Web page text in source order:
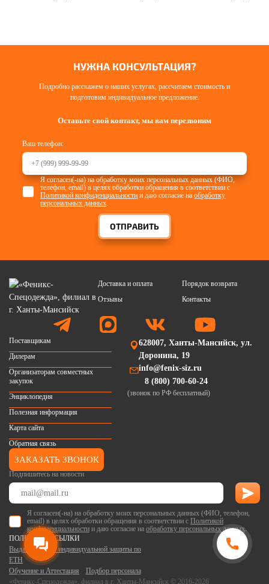
НУЖНА КОНСУЛЬТАЦИЯ?
Подробно расскажем о наших услугах, рассчитаем стоимость и
подготовим индивидуальное предложение.
Оставьте свой контакт, мы вам перезвоним
Ваш телефон:
ОТПРАВИТЬ
Я согласен(-на) на обработку моих персональных данных (ФИО,
телефон, email) в целях обработки обращения в соответствии с
Политикой конфиденциальности и даю согласие наобработку
персональных данных.
Доставка и оплата
Порядок возврата
Отзывы
Контакты
Подпишитесь на новости
Я согласен(-на) на обработку моих персональных данных (ФИО, телефон,
email) в целях обработки обращения в соответствии с Политикой
конфиденциальности и даю согласие на обработку персональных данных.
«Феникс-Спецодежда», филиал в г. Ханты-Мансийск © 2016-2026
Поставщикам
Дилерам
Организаторам совместных
закупок
Энциклопедия
Полезная информация
Карта сайта
Обратная связь
628007, Ханты-Мансийск, ул.
Доронина, 19
info@fenix-siz.ru
8 (800) 700-60-24
(звонок по РФ бесплатный)
ЗАКАЗАТЬ ЗВОНОК
ПОЛЕЗНЫЕ ССЫЛКИ
Выдача средств индивидуальной защиты по
ЕТН
Обучение и Аттестация
Подбор персонала